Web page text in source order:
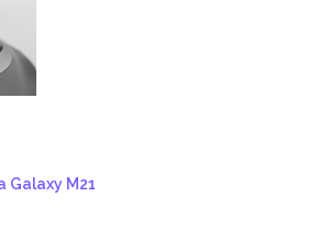
Galaxy M21